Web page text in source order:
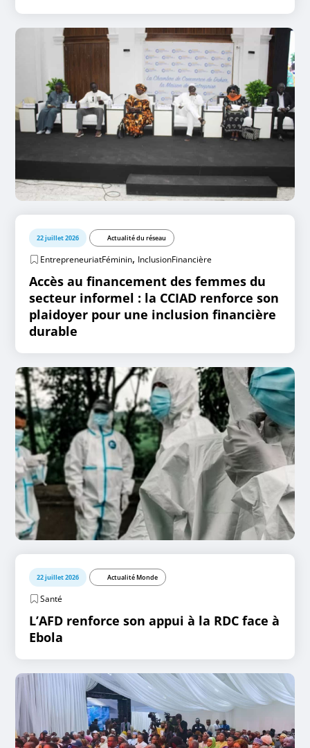
22 juillet 2026 Actualité du réseau
EntrepreneuriatFéminin, InclusionFinancière
Accès au financement des femmes du
secteur informel : la CCIAD renforce son
plaidoyer pour une inclusion financière
durable
22 juillet 2026 Actualité Monde
Santé
L’AFD renforce son appui à la RDC face à
Ebola